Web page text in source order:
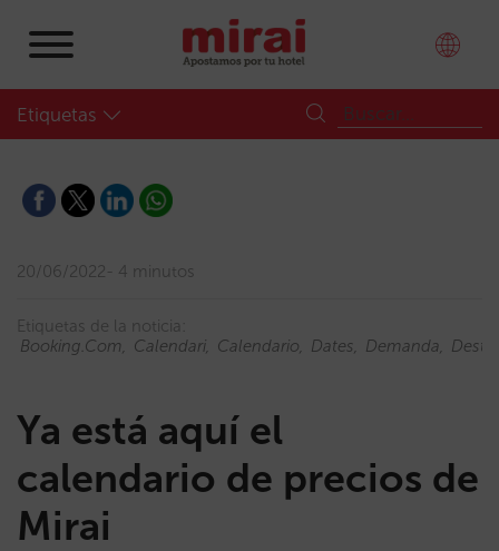
Etiquetas
20/06/2022 4 minutos
Etiquetas de la noticia:
Booking.com
Calendari Calendario Dates Demanda
Ya está aquí el
calendario de precios de
Mirai